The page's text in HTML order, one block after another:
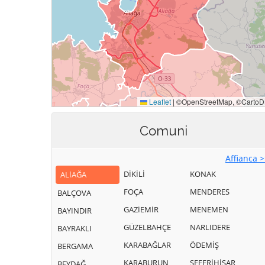
Comuni
Affianca
ALİAĞA
BALÇOVA
BAYINDIR
BAYRAKLI
BERGAMA
DİKİLİ
FOÇA
GAZİEMİR
GÜZELBAHÇE
KARABAĞLAR
KARABURUN
KONAK
MENDERES
MENEMEN
NARLIDERE
ÖDEMİŞ
SEFERİHİSAR